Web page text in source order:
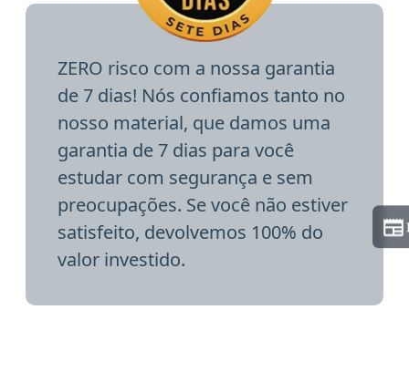
ZERO risco com a nossa garantia
de 7 dias! Nós confiamos tanto no
nosso material, que damos uma
garantia de 7 dias para você
estudar com segurança e sem
preocupações. Se você não estiver
satisfeito, devolvemos 100% do
valor investido.